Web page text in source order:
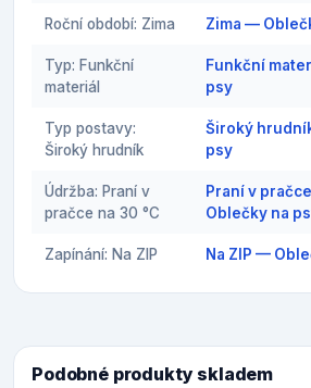
Roční období: Zima Zima —
Typ: Funkční
materiál
Funkční
psy
Typ postavy:
Široký hrudník
Široký
psy
Údržba: Praní v
pračce na 30 °C
Praní v
Oblečky na
Zapínání: Na ZIP Na ZIP —
Podobné produkty skladem